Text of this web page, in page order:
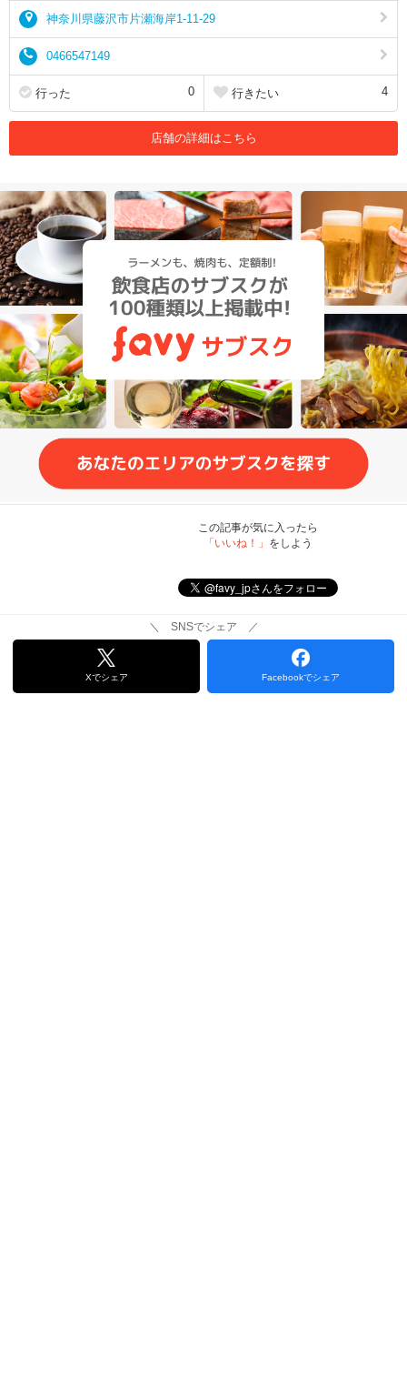
神奈川県藤沢市片瀬海岸1-11-29
0466547149
行った 0 行きたい 4
店舗の詳細はこちら
この記事が気に入ったら
「いいね！」 をしよう
＼ SNSでシェア ／
Xでシェア Facebookでシェア